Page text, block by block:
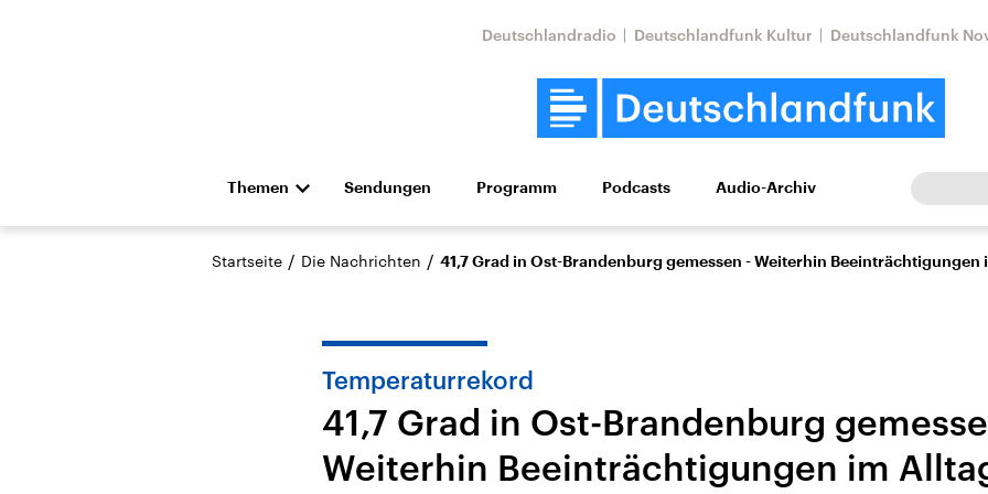
Deutschlandradio Deutschlandfunk Kultur Deutschlandfunk
Themen
Die Nachrichten Politik Wirtschaft Wissen Kultur Europa
Hörspiel und Feature Musik
Aktuelle Beiträge,
Nahostkonflikt
Aktuelle Lage und
Iran
Aktuelle Lage und
Faktenchecks
In unseren
Sendungen Programm Podcasts Audio-Archiv
Startseite / Die Nachrichten / 41,7 Grad in Ost-Brandenburg gemessen - Weiterhin Beeinträchtigungen
Temperaturrekord
41,7 Grad in Ost-Brandenburg
Weiterhin Beeinträchtigungen im